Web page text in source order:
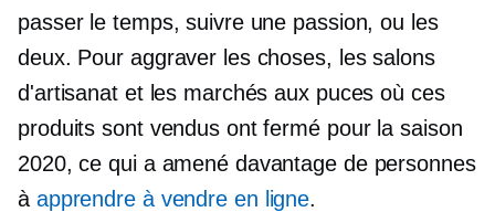
passer le temps, suivre une passion, ou les
deux. Pour aggraver les choses, les salons
d'artisanat et les marchés aux puces où ces
produits sont vendus ont fermé pour la saison
2020, ce qui a amené davantage de personnes
à apprendre à vendre en ligne.